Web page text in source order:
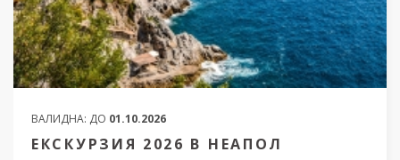
ВАЛИДНА: ДО 01.10.2026
ЕКСКУРЗИЯ 2026 В НЕАПОЛ